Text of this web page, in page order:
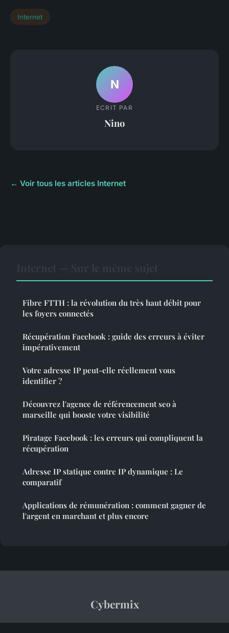
Internet
N
ECRIT PAR
Nino
← Voir tous les articles Internet
Fibre FTTH : la révolution du très haut débit pour
les foyers connectés
Récupération Facebook : guide des erreurs à éviter
impérativement
Votre adresse IP peut-elle réellement vous
identifier ?
Découvrez l'agence de référencement seo à
marseille qui booste votre visibilité
Piratage Facebook : les erreurs qui compliquent la
récupération
Adresse IP statique contre IP dynamique : Le
comparatif
Applications de rémunération : comment gagner de
l'argent en marchant et plus encore
Cybermix